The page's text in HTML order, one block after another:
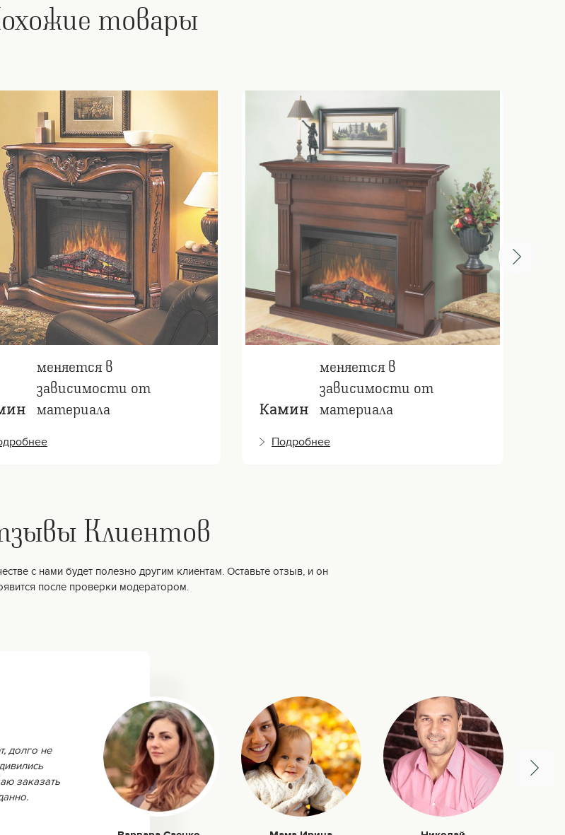
товары
меняется в
зависимости от
материала
Камин
меняется в
зависимости от
материала
Подробнее
Клиентов
с нами будет полезно другим клиентам. Оставьте отзыв, и он
после проверки модератором.
долго не
заказать